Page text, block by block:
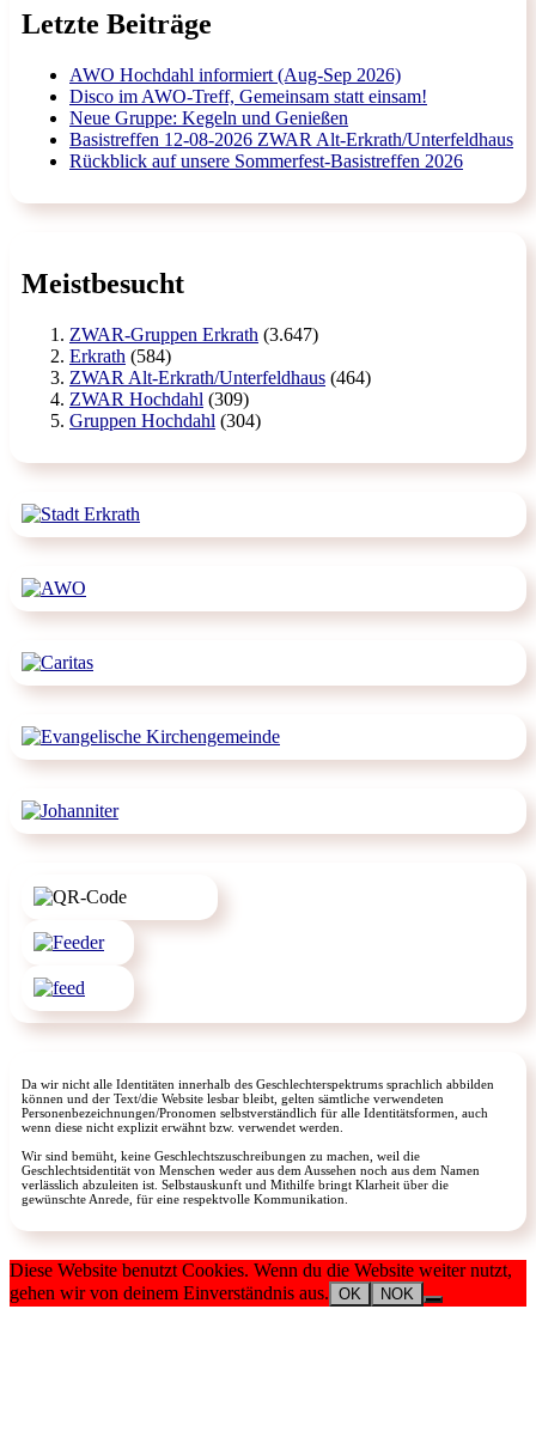
Letzte Beiträge
AWO Hochdahl informiert (Aug-Sep 2026)
Disco im AWO-Treff, Gemeinsam statt einsam!
Neue Gruppe: Kegeln und Genießen
Basistreffen 12-08-2026 ZWAR Alt-Erkrath/Unterfeldhaus
Rückblick auf unsere Sommerfest-Basistreffen 2026
Meistbesucht
ZWAR-Gruppen Erkrath (3.647)
Erkrath (584)
ZWAR Alt-Erkrath/Unterfeldhaus (464)
ZWAR Hochdahl (309)
Gruppen Hochdahl (304)
Da wir nicht alle Identitäten innerhalb des Geschlechterspektrums sprachlich abbilden
können und der Text/die Website lesbar bleibt, gelten sämtliche verwendeten
Personenbezeichnungen/Pronomen selbstverständlich für alle Identitätsformen, auch
wenn diese nicht explizit erwähnt bzw. verwendet werden.
Wir sind bemüht, keine Geschlechtszuschreibungen zu machen, weil die
Geschlechtsidentität von Menschen weder aus dem Aussehen noch aus dem Namen
verlässlich abzuleiten ist. Selbstauskunft und Mithilfe bringt Klarheit über die
gewünschte Anrede, für eine respektvolle Kommunikation.
Diese Website benutzt Cookies. Wenn du die Website weiter nutzt,
gehen wir von deinem Einverständnis aus. OK NOK